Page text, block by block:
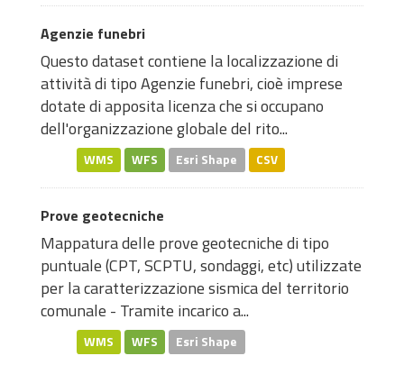
Agenzie funebri
Questo dataset contiene la localizzazione di
attività di tipo Agenzie funebri, cioè imprese
dotate di apposita licenza che si occupano
dell'organizzazione globale del rito...
WMS WFS Esri Shape CSV
Prove geotecniche
Mappatura delle prove geotecniche di tipo
puntuale (CPT, SCPTU, sondaggi, etc) utilizzate
per la caratterizzazione sismica del territorio
comunale - Tramite incarico a...
WMS WFS Esri Shape